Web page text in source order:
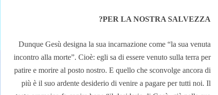
PER LA NOSTRA SALVEZZA?
Dunque Gesù designa la sua incarnazione come “la sua venuta
incontro alla morte”. Cioè: egli sa di essere venuto sulla terra per
patire e morire al posto nostro. E quello che sconvolge ancora di
più è il suo ardente desiderio di venire a pagare per tutti noi. Il